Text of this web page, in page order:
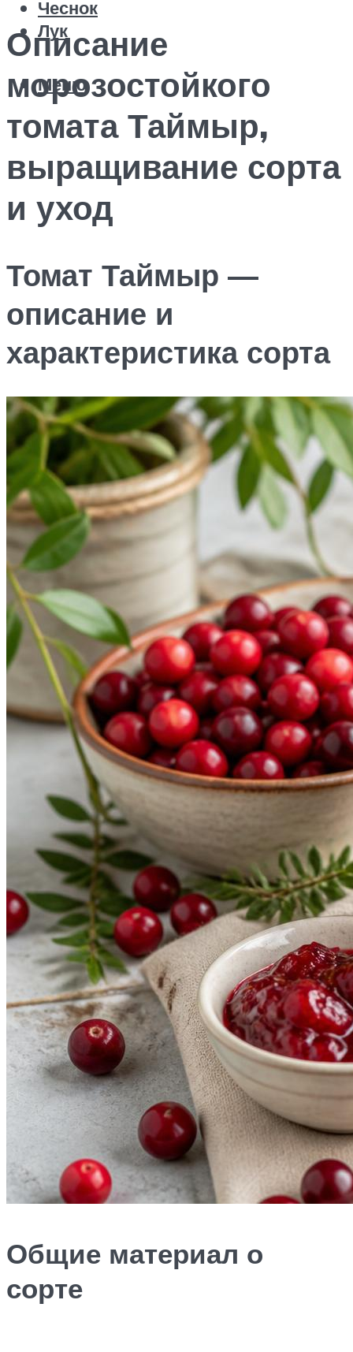
Чеснок
Лук
Меню
Описание
морозостойкого
томата Таймыр,
выращивание сорта
и уход
Томат Таймыр —
описание и
характеристика сорта
Общие материал о
сорте